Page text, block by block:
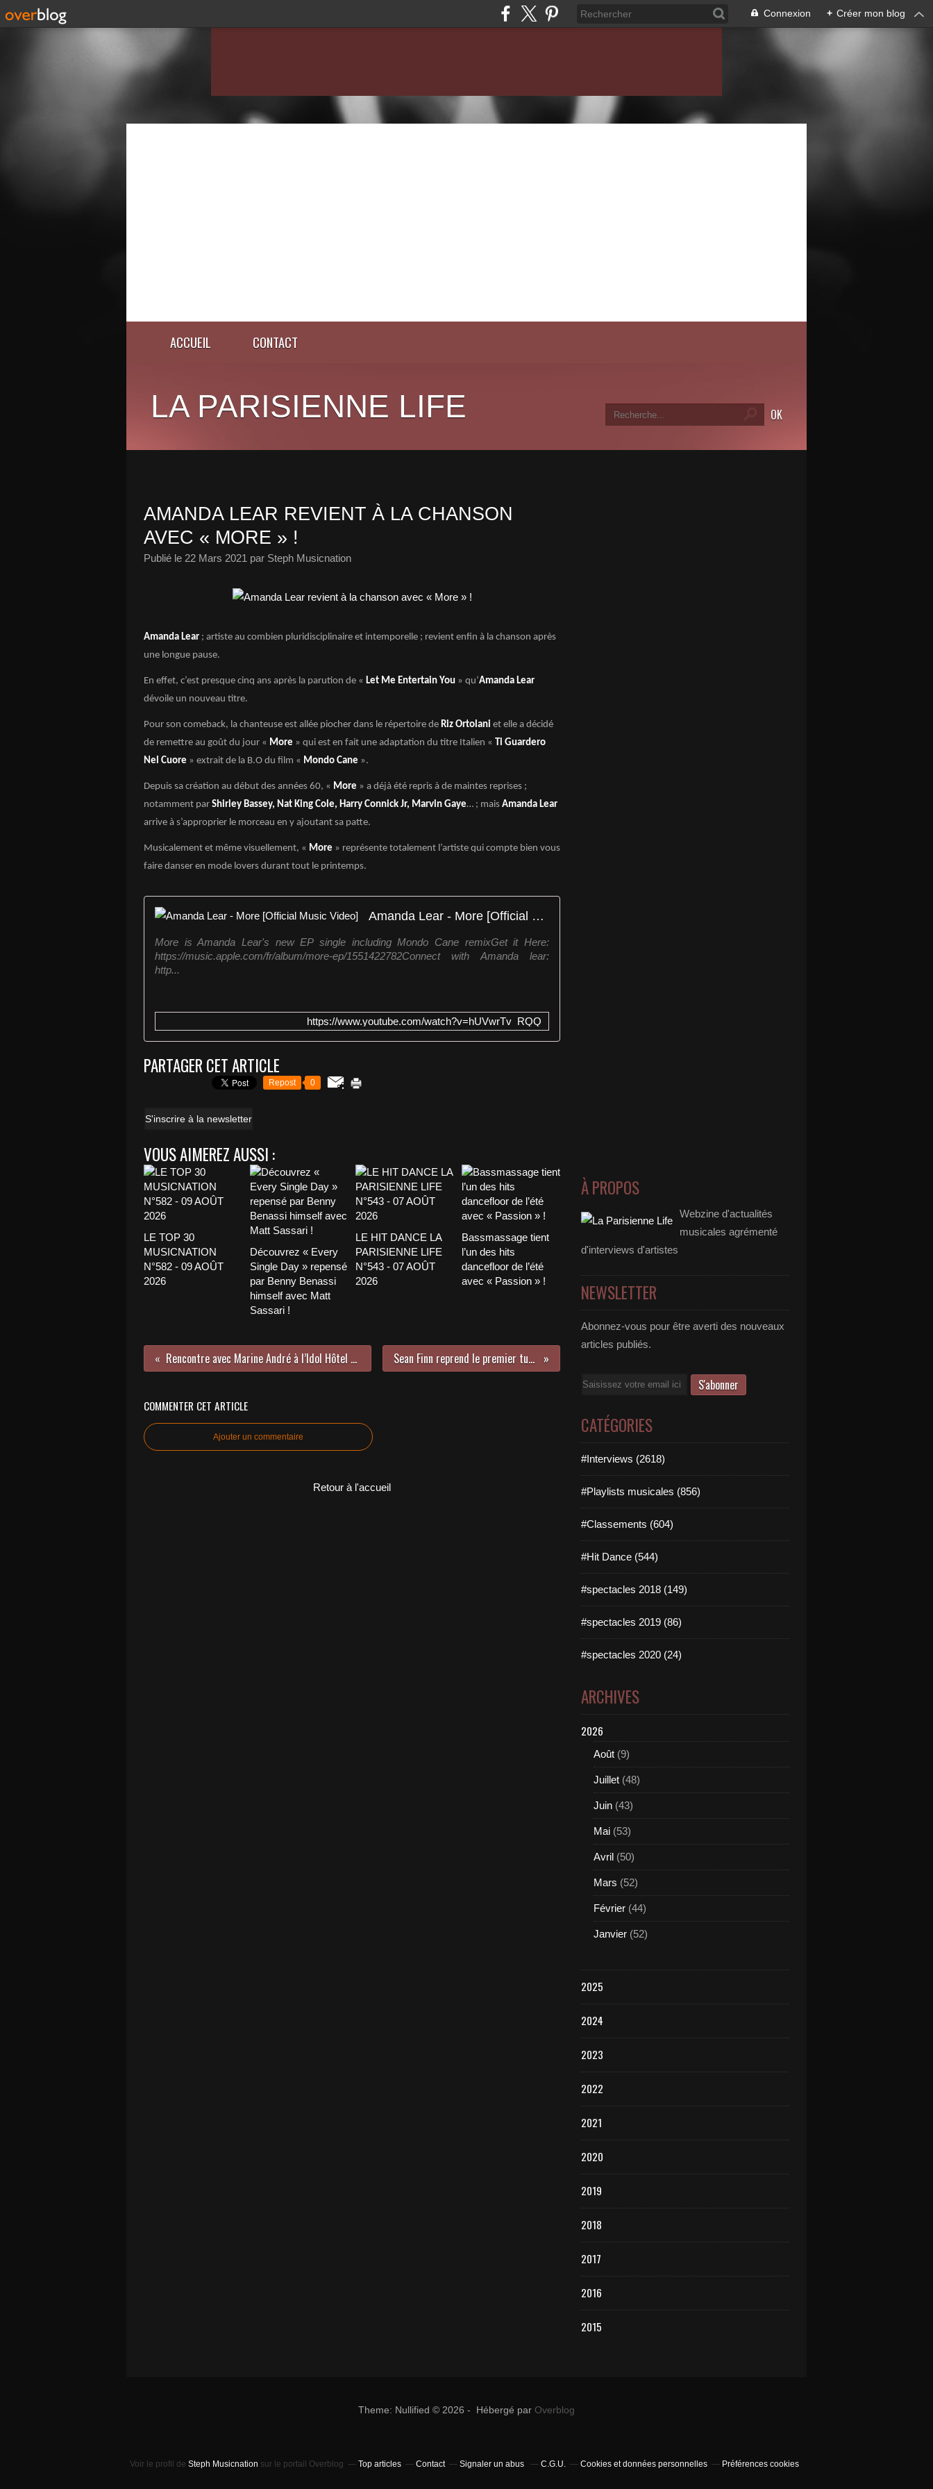
Connexion + Créer mon blog
ACCUEIL CONTACT
LA PARISIENNE LIFE
AMANDA LEAR REVIENT À LA CHANSON
AVEC « MORE » !
Publié le 22 Mars 2021 par Steph Musicnation
Amanda Lear ; artiste au combien pluridisciplinaire et intemporelle ; revient enfin à la chanson après
une longue pause.
En effet, c’est presque cinq ans après la parution de « Let Me Entertain You » qu’Amanda Lear
dévoile un nouveau titre.
Pour son comeback, la chanteuse est allée piocher dans le répertoire de Riz Ortolani et elle a décidé
de remettre au goût du jour « More » qui est en fait une adaptation du titre Italien « Ti Guardero
Nel Cuore » extrait de la B.O du film « Mondo Cane ».
Depuis sa création au début des années 60, « More » a déjà été repris à de maintes reprises ;
notamment par Shirley Bassey, Nat King Cole, Harry Connick Jr, Marvin Gaye… ; mais Amanda Lear
arrive à s’approprier le morceau en y ajoutant sa patte.
Musicalement et même visuellement, « More » représente totalement l’artiste qui compte bien vous
faire danser en mode lovers durant tout le printemps.
Amanda Lear - More [Official Music Video]
More is Amanda Lear's new EP single including Mondo Cane remixGet it Here:
https://music.apple.com/fr/album/more-ep/1551422782Connect with Amanda lear:
http...
https://www.youtube.com/watch?v=hUVwrTv_RQQ
PARTAGER CET ARTICLE
Repost 0
S'inscrire à la newsletter
VOUS AIMEREZ AUSSI :
LE TOP 30
MUSICNATION
N°582 - 09 AOÛT
2026
Découvrez « Every
Single Day » repensé
par Benny Benassi
himself avec Matt
Sassari !
LE HIT DANCE LA
PARISIENNE LIFE
N°543 - 07 AOÛT
2026
Bassmassage tient
l’un des hits
dancefloor de l’été
avec « Passion » !
Rencontre avec Marine André à l’Idol Hôtel à l’occasion de la parution de son premier EP ! Sean Finn reprend le premier tube des Pussycat Dolls et c’est top !
COMMENTER CET ARTICLE
Ajouter un commentaire
Retour à l'accueil
À PROPOS
Webzine d'actualités
musicales agrémenté
d'interviews d'artistes
NEWSLETTER
Abonnez-vous pour être averti des nouveaux
articles publiés.
Email
CATÉGORIES
#Interviews (2618)
#Playlists musicales (856)
#Classements (604)
#Hit Dance (544)
#spectacles 2018 (149)
#spectacles 2019 (86)
#spectacles 2020 (24)
ARCHIVES
2026
Août (9)
Juillet (48)
Juin (43)
Mai (53)
Avril (50)
Mars (52)
Février (44)
Janvier (52)
2025
2024
2023
2022
2021
2020
2019
2018
2017
2016
2015
Theme: Nullified © 2026 - Hébergé par Overblog
Voir le profil de Steph Musicnation sur le portail Overblog Top articles Contact Signaler un abus C.G.U. Cookies et données personnelles Préférences cookies